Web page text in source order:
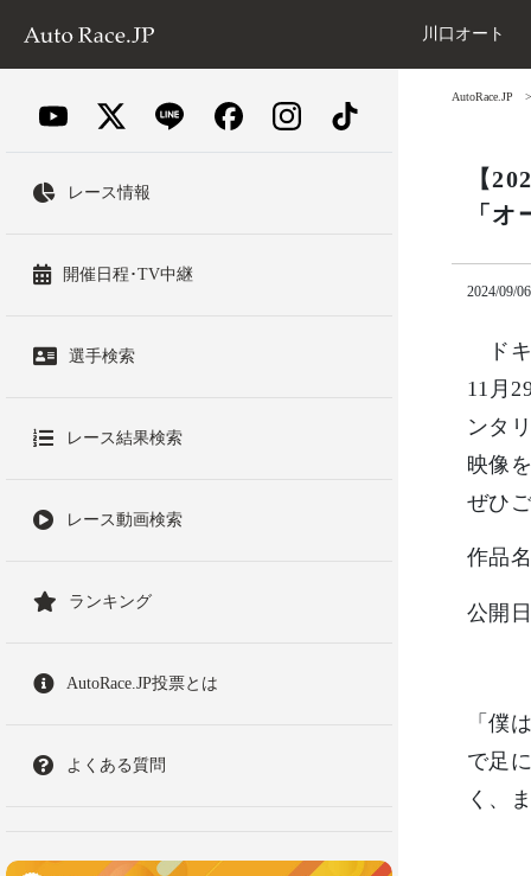
川口オート
レース情報
開催日程･TV中継
選手検索
レース結果検索
レース動画検索
ランキング
AutoRace.JP投票とは
よくある質問
AutoRace.JP
【
「
2024/09/06
ドキ
11月
ンタ
映像
ぜひ
作品
公開
「僕
で足
く、